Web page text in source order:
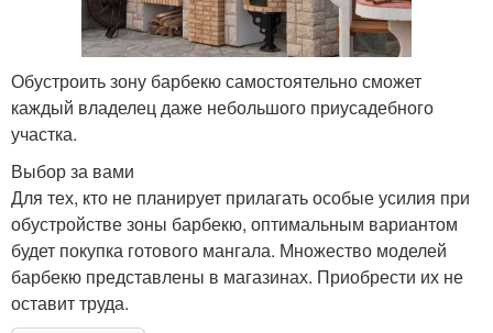
Обустроить зону барбекю самостоятельно сможет
каждый владелец даже небольшого приусадебного
участка.
Выбор за вами
Для тех, кто не планирует прилагать особые усилия при
обустройстве зоны барбекю, оптимальным вариантом
будет покупка готового мангала. Множество моделей
барбекю представлены в магазинах. Приобрести их не
оставит труда.